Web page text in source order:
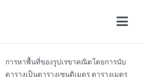
การหาพื้นที่ของรูปเรขาคณิตโดยการนับ
ตารางเป็นตารางเซนติเมตร ตารางเมตร